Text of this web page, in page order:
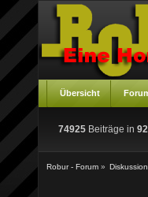
Übersicht
74925 Beiträge in
Robur - Forum » Diskussion